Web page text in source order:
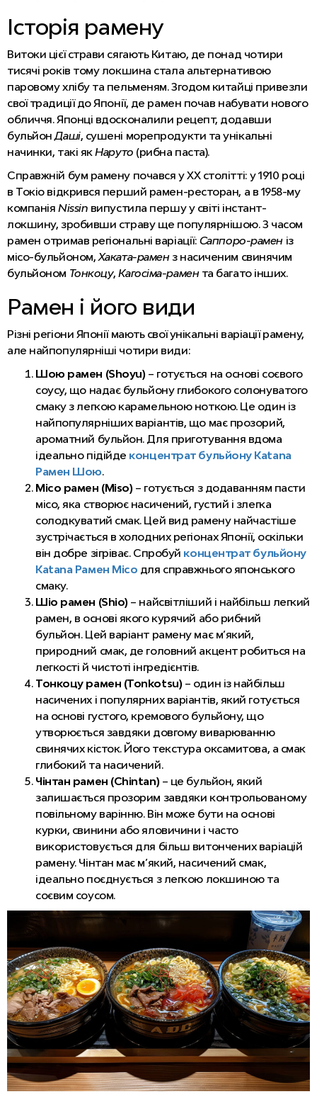
Історія рамену
Витоки цієї страви сягають Китаю, де понад чотири
тисячі років тому локшина стала альтернативою
паровому хлібу та пельменям. Згодом китайці привезли
свої традиції до Японії, де рамен почав набувати нового
обличчя. Японці вдосконалили рецепт, додавши
бульйонДаші, сушені морепродукти та унікальні
начинки, такі якНаруто (рибна паста).
Справжній бум рамену почався у XX столітті: у 1910 році
в Токіо відкрився перший рамен-ресторан, а в 1958-му
компанія Nissin випустила першу у світі інстант-
локшину, зробивши страву ще популярнішою. З часом
рамен отримав регіональні варіації: Саппоро-раменіз
місо-бульйоном, Хаката-раменз насиченим свинячим
бульйоном Тонкоцу,Кагосіма-рамента багато інших.
Рамен і його види
Різні регіони Японії мають свої унікальні варіації рамену,
але найпопулярніші чотири види:
Шою рамен (Shoyu) – готується на основі соєвого
соусу, що надає бульйону глибокого солонуватого
смаку з легкою карамельною ноткою. Це один із
найпопулярніших варіантів, що має прозорий,
ароматний бульйон. Для приготування вдома
ідеально підійде концентрат бульйону Katana
Рамен Шою.
Місо рамен (Miso) – готується з додаванням пасти
місо, яка створює насичений, густий і злегка
солодкуватий смак. Цей вид рамену найчастіше
зустрічається в холодних регіонах Японії, оскільки
він добре зігріває. Спробуй концентрат бульйону
Katana Рамен Місо для справжнього японського
смаку.
Шіо рамен (Shio) – найсвітліший і найбільш легкий
рамен, в основі якого курячий або рибний
бульйон. Цей варіант рамену має м’який,
природний смак, де головний акцент робиться на
легкості й чистоті інгредієнтів.
Тонкоцу рамен (Tonkotsu) – один із найбільш
насичених і популярних варіантів, який готується
на основі густого, кремового бульйону, що
утворюється завдяки довгому виварюванню
свинячих кісток. Його текстура оксамитова, а смак
глибокий та насичений.
Чінтан рамен (Chintan) – це бульйон, який
залишається прозорим завдяки контрольованому
повільному варінню. Він може бути на основі
курки, свинини або яловичини і часто
використовується для більш витончених варіацій
рамену. Чінтан має м’який, насичений смак,
ідеально поєднується з легкою локшиною та
соєвим соусом.